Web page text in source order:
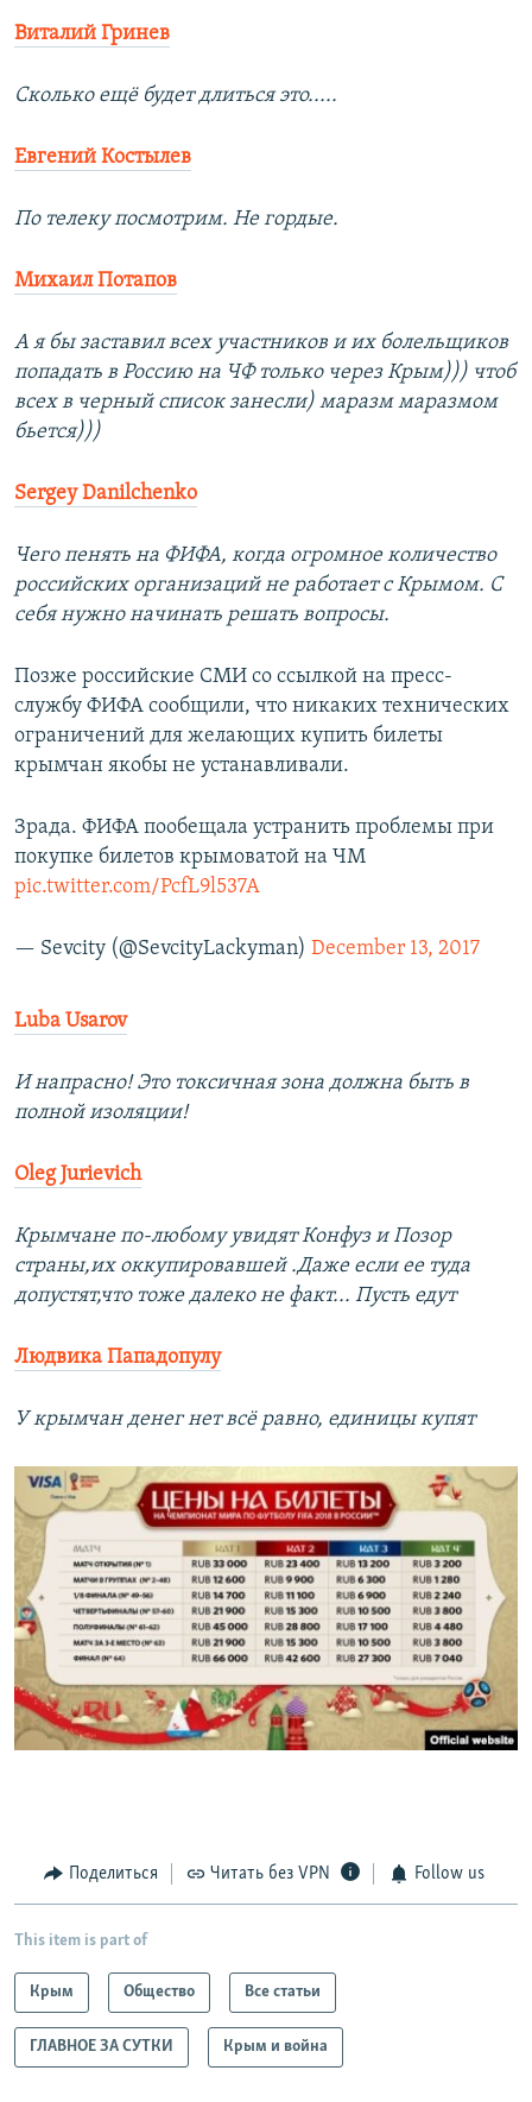
Виталий Гринев
Сколько ещё будет длиться это.....
Евгений Костылев
По телеку посмотрим. Не гордые.
Михаил Потапов
А я бы заставил всех участников и их болельщиков
попадать в Россию на ЧФ только через Крым))) чтоб
всех в черный список занесли) маразм маразмом
бьется)))
Sergey Danilchenko
Чего пенять на ФИФА, когда огромное количество
российских организаций не работает с Крымом. С
себя нужно начинать решать вопросы.
Позже российские СМИ со ссылкой на пресс-
службу ФИФА сообщили, что никаких технических
ограничений для желающих купить билеты
крымчан якобы не устанавливали.
Зрада. ФИФА пообещала устранить проблемы при
покупке билетов крымоватой на ЧМ
pic.twitter.com/PcfL9l537A
— Sevcity (@SevcityLackyman) December 13, 2017
Luba Usarov
И напрасно! Это токсичная зона должна быть в
полной изоляции!
Oleg Jurievich
Крымчане по-любому увидят Конфуз и Позор
страны,их оккупировавшей .Даже если ее туда
допустят,что тоже далеко не факт... Пусть едут
Людвика Пападопулу
У крымчан денег нет всё равно, единицы купят
Поделиться Читать без VPN Follow us
This item is part of
Крым Общество Все статьи
ГЛАВНОЕ ЗА СУТКИ Крым и война